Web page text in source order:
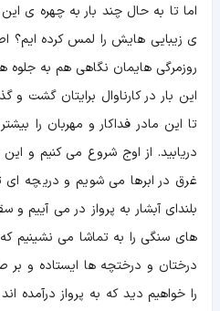
اما تا به حال چند بار به چهره ی
ی زیبایی هایش را لمس کرده ایم؟
روزمرگی هایمان نگاهی هم به جلوه
این بار در کارناوال برایتان گشت و
تا این مادر فداکار و مهربان را
دریابید. از اوج شروع می کنیم و این
غرق در ابرها می شویم و دریچه ای
بلندای آبشار به پرواز در می آییم
های سنگی را به تماشا می نشینیم
درختان و درختچه ها ایستاده و بر
را خواهیم دید که به پرواز درآمده